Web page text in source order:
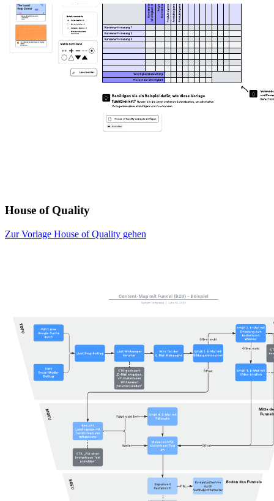
House of Quality
Zur Vorlage House of Quality gehen